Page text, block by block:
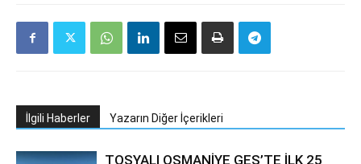
İlgili Haberler Yazarın Diğer İçerikleri
TOSYALI OSMANİYE GES’TE İLK 25